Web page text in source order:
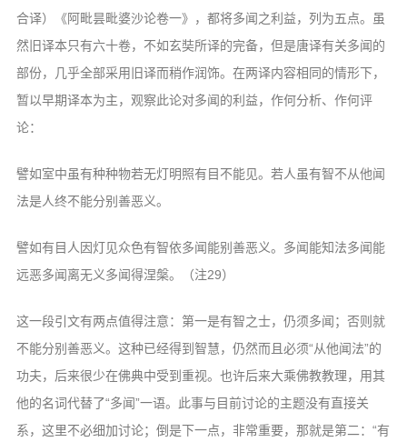
合译）《阿毗昙毗婆沙论卷一》，都将多闻之利益，列为五点。虽
然旧译本只有六十卷，不如玄奘所译的完备，但是唐译有关多闻的
部份，几乎全部采用旧译而稍作润饰。在两译内容相同的情形下，
暂以早期译本为主，观察此论对多闻的利益，作何分析、作何评
论：
譬如室中虽有种种物若无灯明照有目不能见。若人虽有智不从他闻
法是人终不能分别善恶义。
譬如有目人因灯见众色有智依多闻能别善恶义。多闻能知法多闻能
远恶多闻离无义多闻得涅槃。（注29）
这一段引文有两点值得注意：第一是有智之士，仍须多闻；否则就
不能分别善恶义。这种已经得到智慧，仍然而且必须“从他闻法”的
功夫，后来很少在佛典中受到重视。也许后来大乘佛教教理，用其
他的名词代替了“多闻”一语。此事与目前讨论的主题没有直接关
系，这里不必细加讨论；倒是下一点，非常重要，那就是第二：“有